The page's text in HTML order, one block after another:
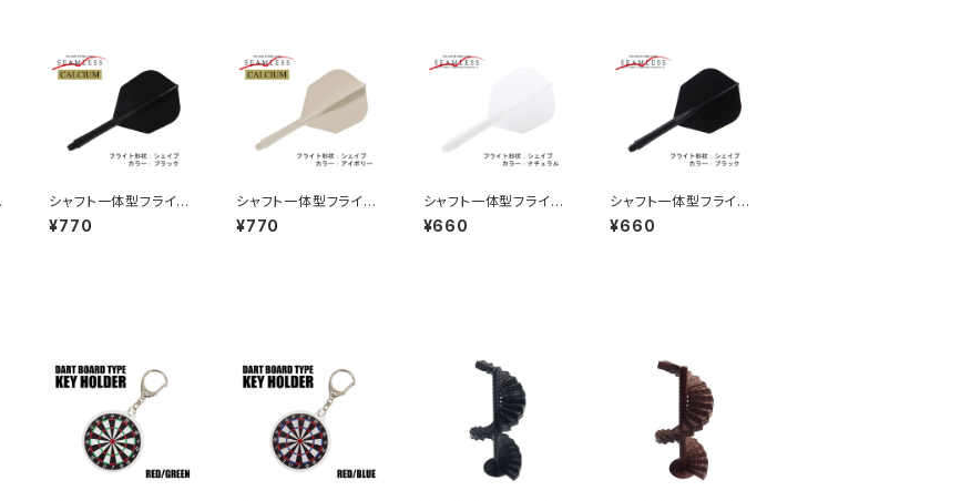
シャフト一体型フライ
ト シームレス カルシ
ウム シェイプ カラ
¥770
シャフト一体型フライ
ト シームレス カルシ
ウム シェイプ カラ
¥770
シャフト一体型フライ
ト シームレス シェイ
プ カラー：ナチュラル
¥660
シャフト一体型フライ
ト シームレス シェイ
プ カラー：ブラック
¥660